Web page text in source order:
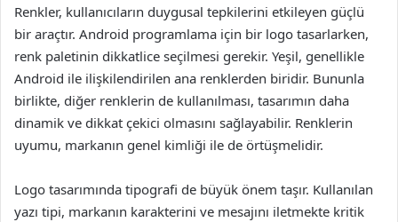
Renkler, kullanıcıların duygusal tepkilerini etkileyen güçlü
bir araçtır. Android programlama için bir logo tasarlarken,
renk paletinin dikkatlice seçilmesi gerekir. Yeşil, genellikle
Android ile ilişkilendirilen ana renklerden biridir. Bununla
birlikte, diğer renklerin de kullanılması, tasarımın daha
dinamik ve dikkat çekici olmasını sağlayabilir. Renklerin
uyumu, markanın genel kimliği ile de örtüşmelidir.
Logo tasarımında tipografi de büyük önem taşır. Kullanılan
yazı tipi, markanın karakterini ve mesajını iletmekte kritik